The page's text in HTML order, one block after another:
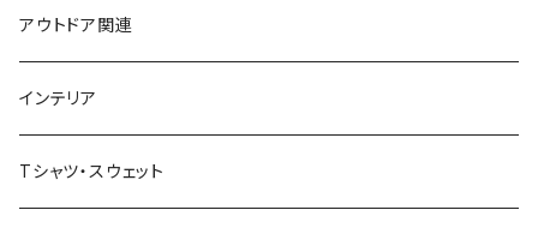
アウトドア関連
インテリア
Tシャツ・スウェット